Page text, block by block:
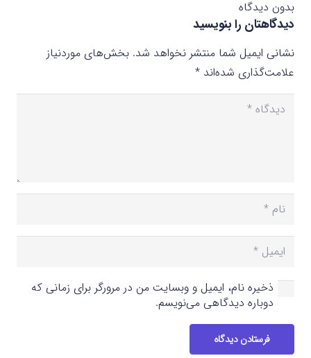
بدون دیدگاه
دیدگاهتان را بنویسید
نشانی ایمیل شما منتشر نخواهد شد. بخش‌های موردنیاز
علامت‌گذاری شده‌اند *
ذخیره نام، ایمیل و وبسایت من در مرورگر برای زمانی که
دوباره دیدگاهی می‌نویسم.
فرستادن دیدگاه